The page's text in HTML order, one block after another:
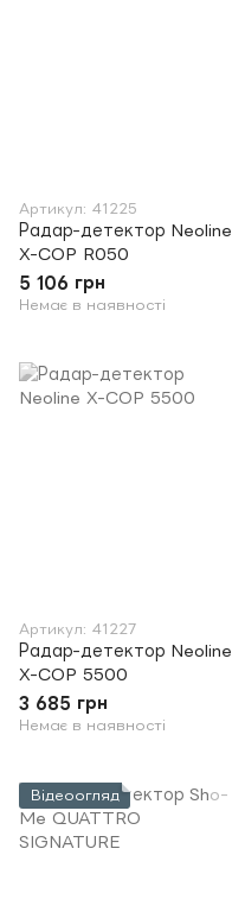
Артикул: 41225
Радар-детектор Neoline
X-COP R050
5 106 грн
Немає в наявності
Артикул: 41227
Радар-детектор Neoline
X-COP 5500
3 685 грн
Немає в наявності
Відеоогляд